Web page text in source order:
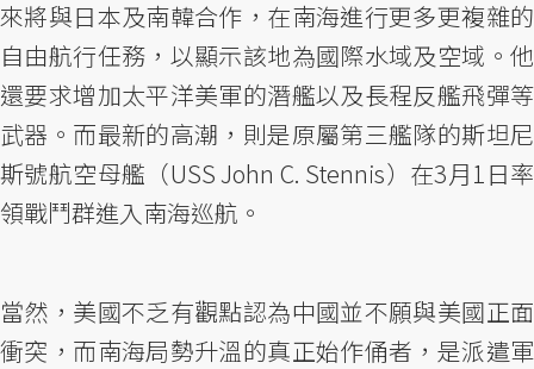
來將與日本及南韓合作，在南海進行更多更複雜的
自由航行任務，以顯示該地為國際水域及空域。他
還要求增加太平洋美軍的潛艦以及長程反艦飛彈等
武器。而最新的高潮，則是原屬第三艦隊的斯坦尼
斯號航空母艦（USS John C. Stennis）在3月1日率
領戰鬥群進入南海巡航。
當然，美國不乏有觀點認為中國並不願與美國正面
衝突，而南海局勢升溫的真正始作俑者，是派遣軍